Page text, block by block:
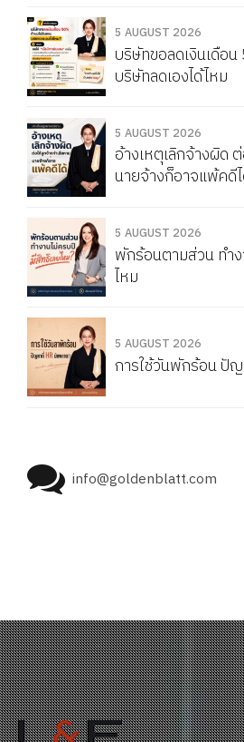
Service Charge แ
5 AUGUST 2026
บริษัทขอลดเงินเดือ
บริษัทลดเองได้ไหม
5 AUGUST 2026
อ้างเหตุเลิกจ้างผิด
นายจ้างก็อาจแพ้คดี
5 AUGUST 2026
พักร้อนตามส่วน ทำ
ไหม
5 AUGUST 2026
การใช้วันพักร้อน ปั
info@goldenblatt.com